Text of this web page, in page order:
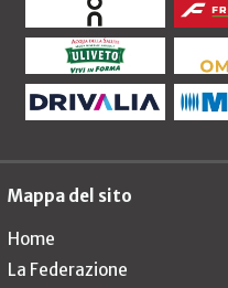
Mappa del sito
Home
La Federazione